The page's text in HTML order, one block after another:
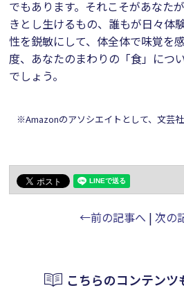
でもあります。それこそがあなた
きとし生けるもの、誰もが日々体
性を鋭敏にして、体全体で味覚を
度、あなたのまわりの「食」につ
でしょう。
※Amazonのアソシエイトとして、文芸
←前の記事へ | 次の
こちらのコンテン